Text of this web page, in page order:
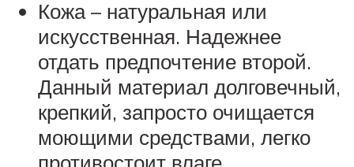
Кожа – натуральная или
искусственная. Надежнее
отдать предпочтение второй.
Данный материал долговечный,
крепкий, запросто очищается
моющими средствами, легко